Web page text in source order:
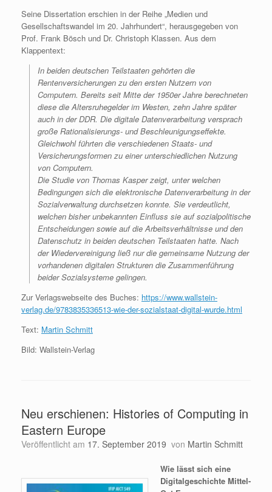
Seine Dissertation erschien in der Reihe „Medien und
Gesellschaftswandel im 20. Jahrhundert“, herausgegeben von
Prof. Frank Bösch und Dr. Christoph Klassen. Aus dem
Klappentext:
In beiden deutschen Teilstaaten gehörten die
Rentenversicherungen zu den ersten Nutzern von
Computern. Bereits seit Mitte der 1950er Jahre berechneten
diese die Altersruhegelder im Westen, zehn Jahre später
auch in der DDR. Die digitale Datenverarbeitung versprach
große Rationalisierungs- und Beschleunigungseffekte.
Gleichwohl führten die verschiedenen Staats- und
Versicherungsformen zu einer unterschiedlichen Nutzung
von Computern.
Die Studie von Thomas Kasper zeigt, unter welchen
Bedingungen sich die elektronische Datenverarbeitung in der
Sozialverwaltung durchsetzen konnte. Sie verdeutlicht,
welchen bisher unbekannten Einfluss sie auf sozialpolitische
Entscheidungen sowie auf die Arbeitsverhältnisse und den
Datenschutz in beiden deutschen Teilstaaten hatte. Nach
der Wiedervereinigung ließ nur die gemeinsame Nutzung der
vorhandenen digitalen Strukturen die Zusammenführung
beider Sozialsysteme gelingen.
Zur Verlagswebseite des Buches: https://www.wallstein-
verlag.de/9783835336513-wie-der-sozialstaat-digital-wurde.html
Text: Martin Schmitt
Bild: Wallstein-Verlag
Neu erschienen: Histories of Computing in
Eastern Europe
Veröffentlicht am 17. September 2019 von Martin Schmitt
Wie lässt sich eine
Digitalgeschichte Mittel-